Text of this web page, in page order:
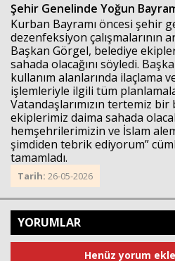
Şehir Genelinde Yoğun
Kurban Bayramı öncesi şehir
dezenfeksiyon çalışmalarının
Başkan Görgel, belediye
sahada olacağını söyledi.
kullanım alanlarında ilaçlama
işlemleriyle ilgili tüm
Vatandaşlarımızın tertemiz
ekiplerimiz daima sahada
hemşehrilerimizin ve İslam
şimdiden tebrik ediyorum”
tamamladı.
Tarih: 26-05-2026
YORUMLAR
Henüz yorum